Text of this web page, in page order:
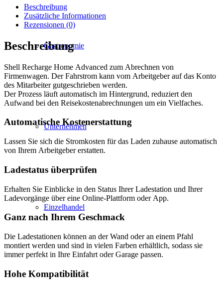
Gastronomie
Unternehmen
Einzelhandel
Meter
Menge
Beschreibung
Zusätzliche Informationen
Rezensionen (0)
Beschreibung
Shell Recharge Home Advanced zum Abrechnen von
Firmenwagen. Der Fahrstrom kann vom Arbeitgeber auf das Konto
des Mitarbeiter gutgeschrieben werden.
Der Prozess läuft automatisch im Hintergrund, reduziert den
Aufwand bei den Reisekostenabrechnungen um ein Vielfaches.
Automatische Kostenerstattung
Lassen Sie sich die Stromkosten für das Laden zuhause automatisch
von Ihrem Arbeitgeber erstatten.
Ladestatus überprüfen
Erhalten Sie Einblicke in den Status Ihrer Ladestation und Ihrer
Ladevorgänge über eine Online-Plattform oder App.
Ganz nach Ihrem Geschmack
Die Ladestationen können an der Wand oder an einem Pfahl
montiert werden und sind in vielen Farben erhältlich, sodass sie
immer perfekt in Ihre Einfahrt oder Garage passen.
Hohe Kompatibilität